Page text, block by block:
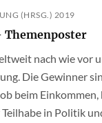
(HRSG.) 2019
Themenposter
nach wie vor
Die Gewinner
beim Einkommen,
in Politik